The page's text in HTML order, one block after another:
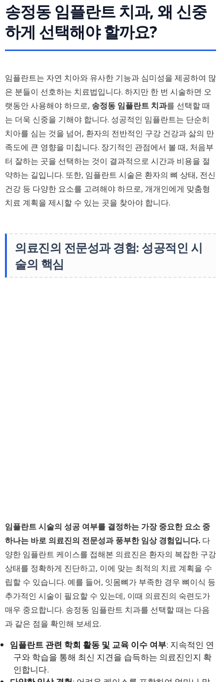
송정동 임플란트 치과, 왜 신중
하게 선택해야 할까요?
임플란트는 자연 치아와 유사한 기능과 심미성을 제공하여 많
은 분들이 선호하는 치료법입니다. 하지만 한 번 시술하면 오
랫동안 사용해야 하므로, 송정동 임플란트 치과를 선택할 때
는 더욱 신중을 기해야 합니다. 성공적인 임플란트는 단순히
치아를 심는 것을 넘어, 환자의 전반적인 구강 건강과 삶의 만
족도에 큰 영향을 미칩니다. 장기적인 관점에서 볼 때, 처음부
터 잘하는 곳을 선택하는 것이 결과적으로 시간과 비용을 절
약하는 길입니다. 또한, 임플란트 시술은 환자의 뼈 상태, 전신
건강 등 다양한 요소를 고려해야 하므로, 개개인에게 맞춤형
치료 계획을 제시할 수 있는 곳을 찾아야 합니다.
의료진의 전문성과 경험: 성공적인 시
술의 핵심
임플란트 시술의 성공 여부를 결정하는 가장 중요한 요소 중
하나는 바로 의료진의 전문성과 풍부한 임상 경험입니다. 다
양한 임플란트 케이스를 접해본 의료진은 환자의 복잡한 구강
상태를 정확하게 진단하고, 이에 맞는 최적의 치료 계획을 수
립할 수 있습니다. 예를 들어, 잇몸뼈가 부족한 경우 뼈이식 등
추가적인 시술이 필요할 수 있는데, 이때 의료진의 숙련도가
매우 중요합니다. 송정동 임플란트 치과를 선택할 때는 다음
과 같은 점을 확인해 보세요.
임플란트 관련 학회 활동 및 교육 이수 여부: 지속적인 연
구와 학습을 통해 최신 지견을 습득하는 의료진인지 확
인합니다.